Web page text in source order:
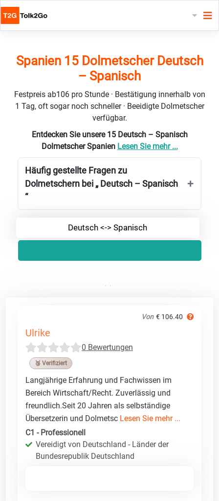
Spanien 15 Dolmetscher Deutsch
– Spanisch
Festpreis ab106 pro Stunde · Bestätigung innerhalb von
1 Tag, oft sogar noch schneller · Beeidigte Dolmetscher
verfügbar.
Entdecken Sie unsere 15 Deutsch – Spanisch
Dolmetscher Spanien Lesen Sie mehr ...
Häufig gestellte Fragen zu
Dolmetschern bei „ Deutsch – Spanisch
“
Deutsch <-> Spanisch
Von € 106.40
Ulrike
0 Bewertungen
🥉 Verifiziert
Langjährige Erfahrung und Fachwissen im
Bereich Wirtschaft/Recht. Zuverlässig und
freundlich.Seit 20 Jahren als selbständige
Übersetzerin und Dolmetsc Lesen Sie mehr ...
C1 - Professionell
Vereidigt von Deutschland - Länder der
Bundesrepublik Deutschland